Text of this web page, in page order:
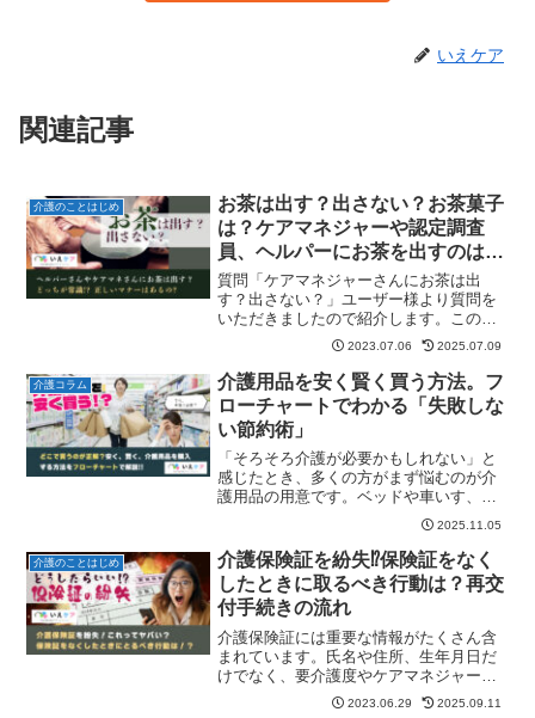
いえケア
関連記事
介護のことはじめ
お茶は出す？出さない？お茶菓子
は？ケアマネジャーや認定調査
員、ヘルパーにお茶を出すのはマ
ナーなの？
質問「ケアマネジャーさんにお茶は出
す？出さない？」ユーザー様より質問を
いただきましたので紹介します。この間
介護認定の結果が出て、要介護１。地域
包括支援センターでケアマネジャーさん
を紹介してもらって、明後日、ケアマネ
ジャーさんが来てくれること...
2023.07.06 2025.07.09
介護コラム
介護用品を安く賢く買う方法。フ
ローチャートでわかる「失敗しな
い節約術」
「そろそろ介護が必要かもしれない」と
感じたとき、多くの方がまず悩むのが介
護用品の用意です。ベッドや車いす、お
むつ、シャワーチェア、介護食…など、
在宅介護には様々な介護用品や福祉用具
が必要になります。そして、そうした用
品を「いつ」「どこで」「...
2025.11.05
介護のことはじめ
介護保険証を紛失⁉保険証をなく
したときに取るべき行動は？再交
付手続きの流れ
介護保険証には重要な情報がたくさん含
まれています。氏名や住所、生年月日だ
けでなく、要介護度やケアマネジャーの
事業所名など、多くの人の目に留まって
はいけない秘匿性の高い情報が集まって
2023.06.29 2025.09.11